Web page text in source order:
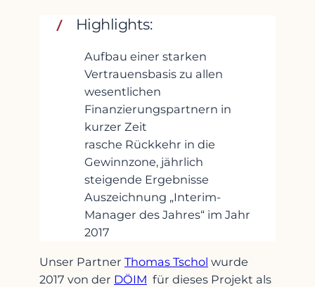
Highlights:
Aufbau einer starken
Vertrauensbasis zu allen
wesentlichen
Finanzierungspartnern in
kurzer Zeit
rasche Rückkehr in die
Gewinnzone, jährlich
steigende Ergebnisse
Auszeichnung „Interim-
Manager des Jahres“ im Jahr
2017
Unser Partner Thomas Tschol wurde
2017 von der DÖIM für dieses Projekt als